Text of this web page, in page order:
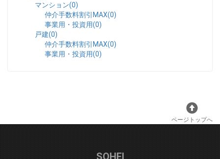
マンション(0)
仲介手数料割引MAX(0)
事業用・投資用(0)
戸建(0)
仲介手数料割引MAX(0)
事業用・投資用(0)
ページトップへ
SOHEI